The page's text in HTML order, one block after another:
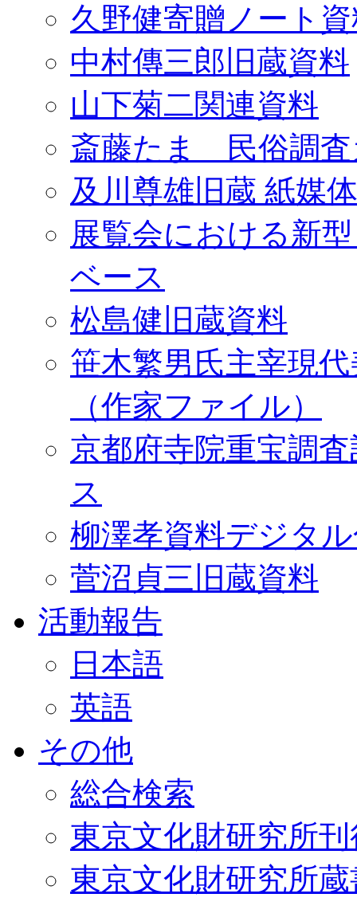
久野健寄贈ノート
中村傳三郎旧蔵資料
山下菊二関連資料
斎藤たま 民俗調査
及川尊雄旧蔵 紙媒
展覧会における新
ベース
松島健旧蔵資料
笹木繁男氏主宰現
（作家ファイル）
京都府寺院重宝調
ス
柳澤孝資料デジタ
菅沼貞三旧蔵資料
活動報告
日本語
英語
その他
総合検索
東京文化財研究所
東京文化財研究所